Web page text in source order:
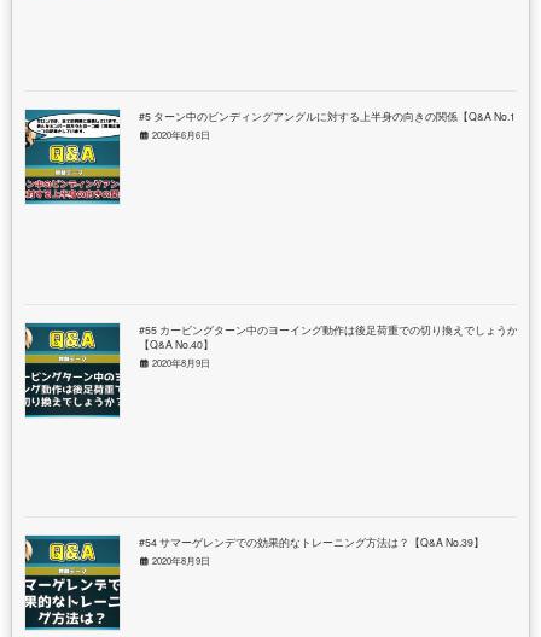
#5 ターン中のビンディングアングルに対する上半身の向きの関係【Q&A No.1】
2020年6月6日
#55 カービングターン中のヨーイング動作は後足荷重での切り換えでしょうか？
【Q&A No.40】
2020年8月9日
#54 サマーゲレンデでの効果的なトレーニング方法は？【Q&A No.39】
2020年8月9日